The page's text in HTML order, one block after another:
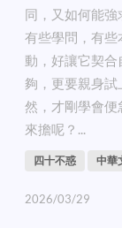
同，又如何能強
有些學問，有些
動，好讓它契
夠，更要親身試
然，才剛學會便
來擔呢？...
四十不惑 中華
2026/03/29